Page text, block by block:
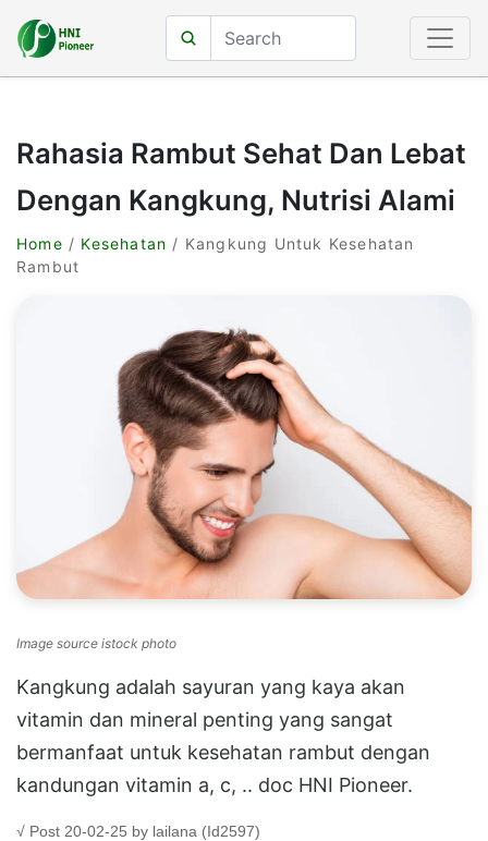
Rahasia Rambut Sehat Dan Lebat
Dengan Kangkung, Nutrisi Alami
Home / Kesehatan / Kangkung Untuk Kesehatan
Rambut
Image source istock photo
Kangkung adalah sayuran yang kaya akan
vitamin dan mineral penting yang sangat
bermanfaat untuk kesehatan rambut dengan
kandungan vitamin a, c, .. doc HNI Pioneer.
√ Post 20-02-25 by lailana (Id2597)